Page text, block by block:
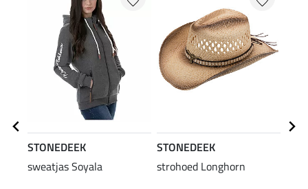
STONEDEEK
sweatjas Soyala
STONEDEEK
strohoed Longhorn